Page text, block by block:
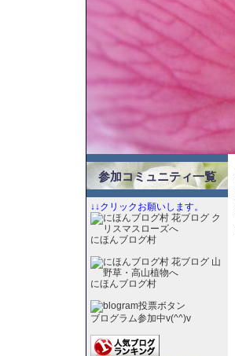
参加コミュニティ一覧
↓↓クリックお願いします。
にほんブログ村
にほんブログ村
ブログラム参加中v(^^)v